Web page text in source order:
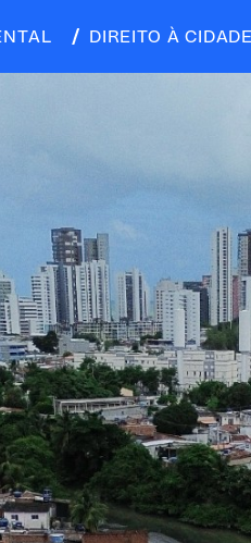
DIREITO À CIDADE